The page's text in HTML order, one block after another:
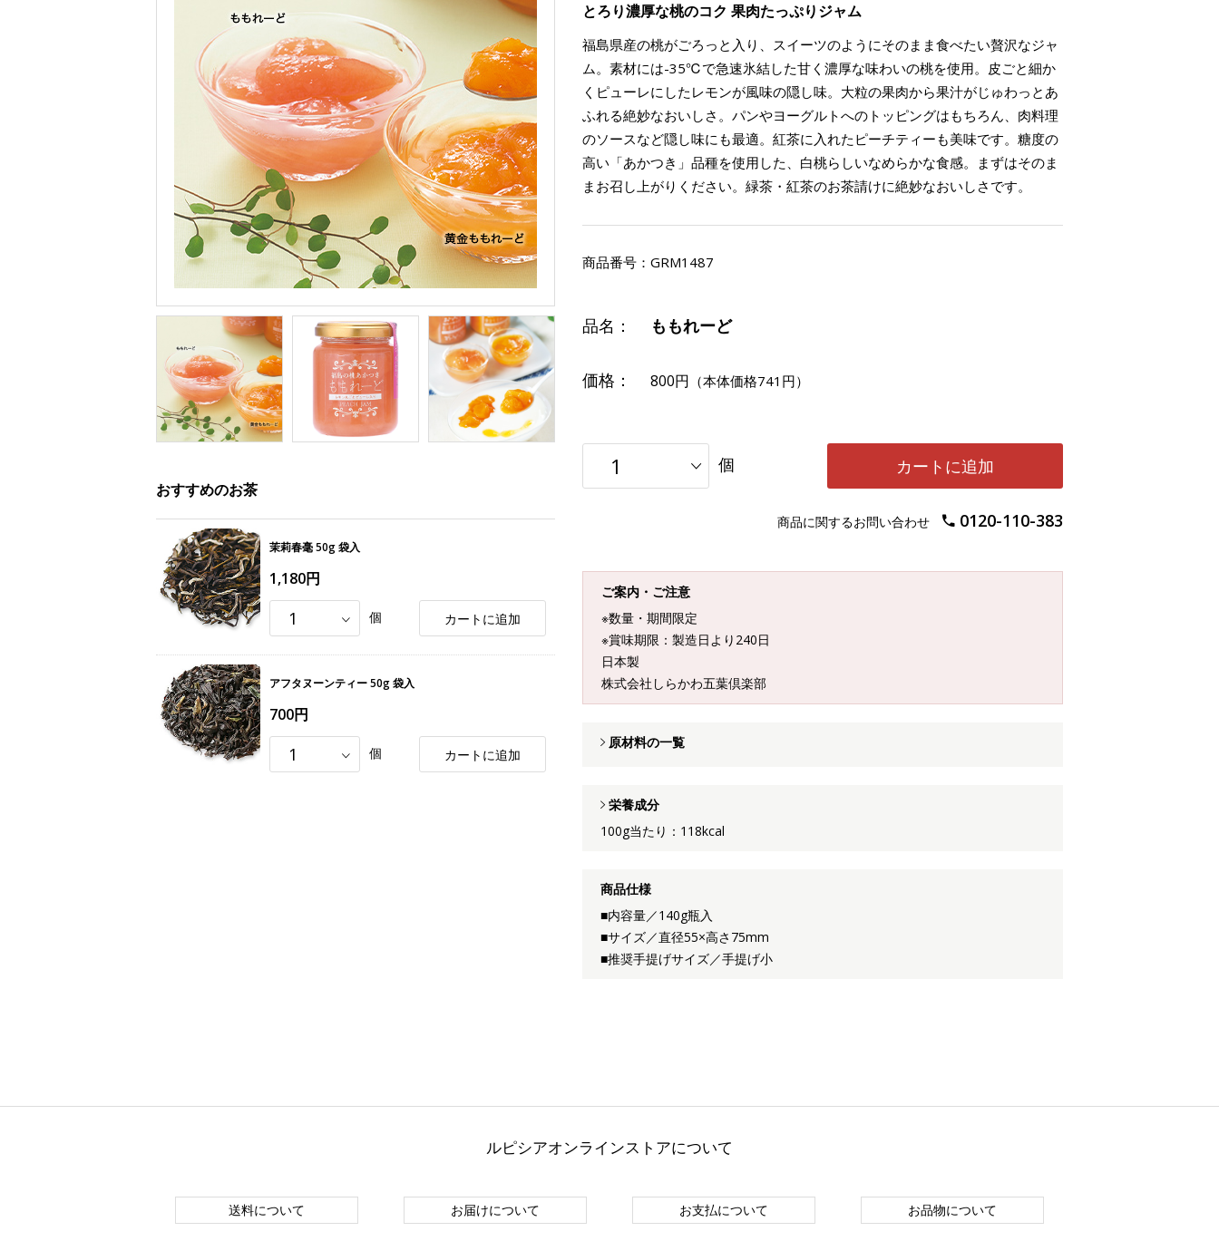
とろり濃厚な桃のコク 果肉たっぷりジャム
福島県産の桃がごろっと入り、スイーツのようにそのまま食べたい贅沢なジャ
ム。素材には-35℃で急速氷結した甘く濃厚な味わいの桃を使用。皮ごと細か
くピューレにしたレモンが風味の隠し味。大粒の果肉から果汁がじゅわっとあ
ふれる絶妙なおいしさ。パンやヨーグルトへのトッピングはもちろん、肉料理
のソースなど隠し味にも最適。紅茶に入れたピーチティーも美味です。糖度の
高い「あかつき」品種を使用した、白桃らしいなめらかな食感。まずはそのま
まお召し上がりください。緑茶・紅茶のお茶請けに絶妙なおいしさです。
商品番号： GRM1487
品名： ももれーど
価格： 800円 （本体価格741円）
個 カートに追加
商品に関するお問い合わせ 0120-110-383
ご案内・ご注意
※数量・期間限定
※賞味期限：製造日より240日
日本製
株式会社しらかわ五葉倶楽部
原材料の一覧
栄養成分
100g当たり：118kcal
商品仕様
■内容量／140g瓶入
■サイズ／直径55×高さ75mm
■推奨手提げサイズ／手提げ小
おすすめのお茶
茉莉春毫 50g 袋入
1,180円
個 カートに追加
アフタヌーンティー 50g 袋入
700円
個 カートに追加
ルピシアオンラインストアについて
送料について お届けについて お支払について お品物について